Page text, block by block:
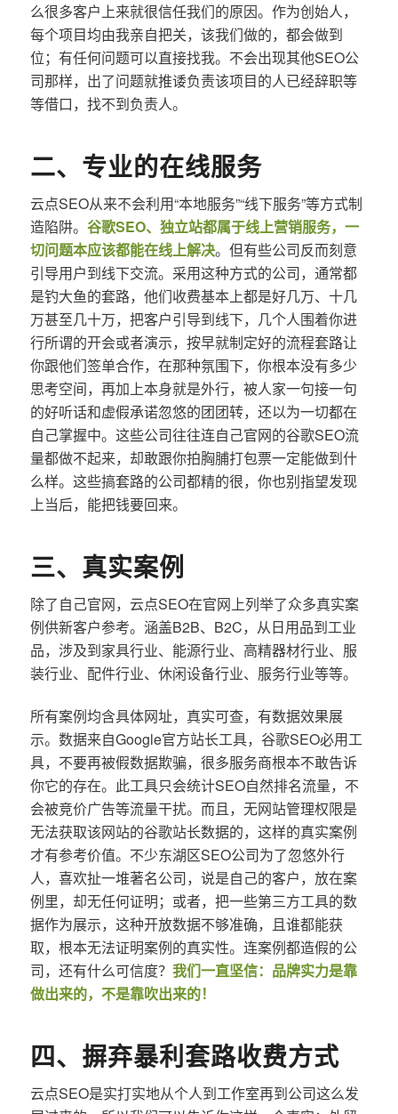
么很多客户上来就很信任我们的原因。作为创始人，
每个项目均由我亲自把关，该我们做的，都会做到
位；有任何问题可以直接找我。不会出现其他SEO公
司那样，出了问题就推诿负责该项目的人已经辞职等
等借口，找不到负责人。
二、专业的在线服务
云点SEO从来不会利用“本地服务”“线下服务”等方式制
造陷阱。 谷歌SEO、独立站都属于线上营销服务，一
切问题本应该都能在线上解决。但有些公司反而刻意
引导用户到线下交流。采用这种方式的公司，通常都
是钓大鱼的套路，他们收费基本上都是好几万、十几
万甚至几十万，把客户引导到线下，几个人围着你进
行所谓的开会或者演示，按早就制定好的流程套路让
你跟他们签单合作，在那种氛围下，你根本没有多少
思考空间，再加上本身就是外行，被人家一句接一句
的好听话和虚假承诺忽悠的团团转，还以为一切都在
自己掌握中。这些公司往往连自己官网的谷歌SEO流
量都做不起来，却敢跟你拍胸脯打包票一定能做到什
么样。这些搞套路的公司都精的很，你也别指望发现
上当后，能把钱要回来。
三、真实案例
除了自己官网，云点SEO在官网上列举了众多真实案
例供新客户参考。涵盖B2B、B2C，从日用品到工业
品，涉及到家具行业、能源行业、高精器材行业、服
装行业、配件行业、休闲设备行业、服务行业等等。
所有案例均含具体网址，真实可查，有数据效果展
示。数据来自Google官方站长工具，谷歌SEO必用工
具，不要再被假数据欺骗，很多服务商根本不敢告诉
你它的存在。此工具只会统计SEO自然排名流量，不
会被竞价广告等流量干扰。而且，无网站管理权限是
无法获取该网站的谷歌站长数据的，这样的真实案例
才有参考价值。不少东湖区SEO公司为了忽悠外行
人，喜欢扯一堆著名公司，说是自己的客户，放在案
例里，却无任何证明；或者，把一些第三方工具的数
据作为展示，这种开放数据不够准确，且谁都能获
取，根本无法证明案例的真实性。连案例都造假的公
司，还有什么可信度？ 我们一直坚信：品牌实力是靠
做出来的，不是靠吹出来的！
四、摒弃暴利套路收费方式
云点SEO是实打实地从个人到工作室再到公司这么发